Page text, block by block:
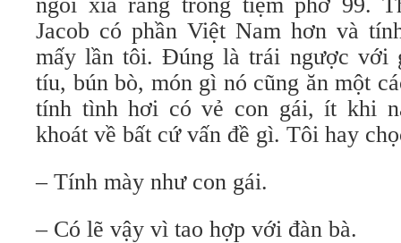
Jacob có phần Việt Nam hơn và
mấy lần tôi. Đúng là trái ngược với
tíu, bún bò, món gì nó cũng ăn một
tính tình hơi có vẻ con gái, ít khi
khoát về bất cứ vấn đề gì. Tôi hay
– Tính mày như con gái.
– Có lẽ vậy vì tao hợp với đàn bà.